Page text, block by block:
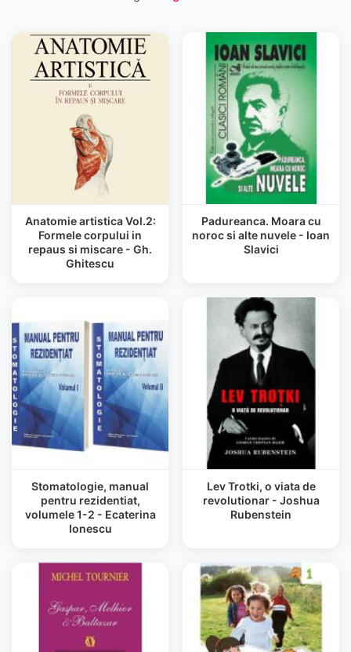
Anatomie artistica Vol.2:
Formele corpului in
repaus si miscare - Gh.
Ghitescu
Padureanca. Moara cu
noroc si alte nuvele - Ioan
Slavici
Stomatologie, manual
pentru rezidentiat,
volumele 1-2 - Ecaterina
Ionescu
Lev Trotki, o viata de
revolutionar - Joshua
Rubenstein